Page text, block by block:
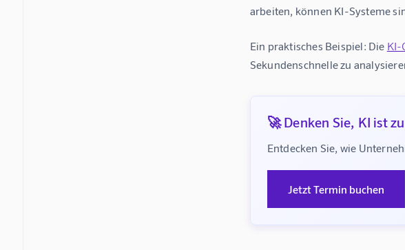
arbeiten, können KI-Systeme
Ein praktisches Beispiel: Die KI-
Sekundenschnelle zu
🚀 Denken Sie, KI ist
Entdecken Sie, wie
Jetzt Termin buchen